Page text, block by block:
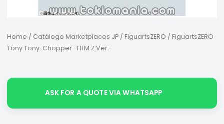
Home / Catálogo Marketplaces JP/ FiguartsZERO / FiguartsZERO
Tony Tony. Chopper -FILM Z Ver.-
ASK FOR A QUOTE VIA WHATSAPP